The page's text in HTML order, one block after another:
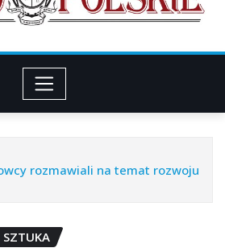
rozmawiali na temat rozwoju
SZTUKA